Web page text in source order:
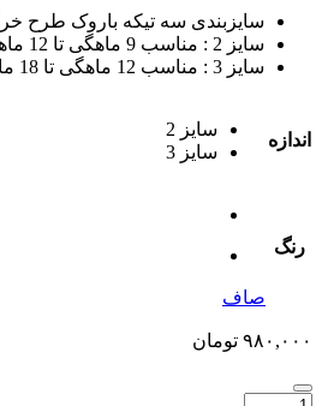
سایزبندی سه تیکه باروک طرح خرگوش کد 440
سایز 2 : مناسب 9 ماهگی تا 12 ماهگی
سایز 3 : مناسب 12 ماهگی تا 18 ماهگی
اندازه
سایز 2
سایز 3
رنگ
صاف
۹۸۰,۰۰۰ تومان